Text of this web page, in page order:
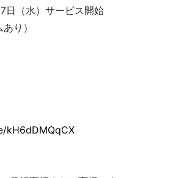
日（水）サービス開始
り）
kH6dDMQqCX